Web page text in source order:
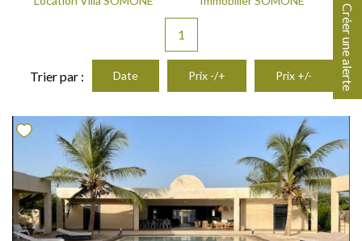
Créer une alerte
1
Trier par : Date Prix -/+ Prix +/-